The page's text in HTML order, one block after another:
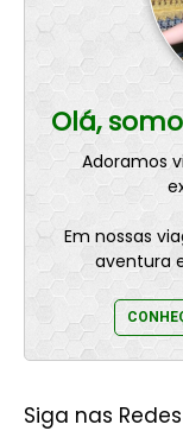
Olá,
Adoramos
Em nossas
aventura
Siga nas